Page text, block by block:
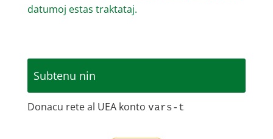
datumoj estas traktataj.
Subtenu nin
Donacu rete al UEA konto vars-t